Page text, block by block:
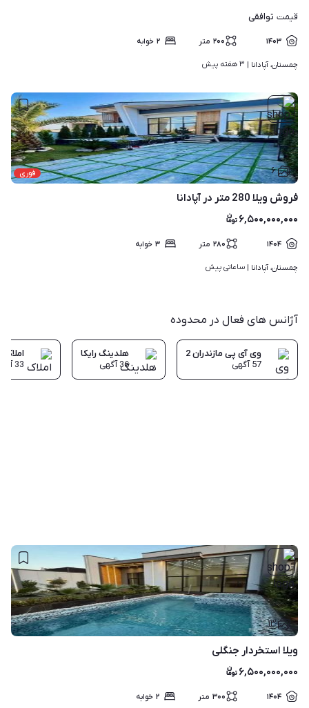
قیمت توافقی
۱۴۰۳ ۲۰۰ متر ۲ خوابه
چمستان، آپادانا | ۳ هفته پیش
فوری ۶
فروش ویلا 280 متر در آپادانا
۶,۵۰۰,۰۰۰,۰۰۰
۱۴۰۴ ۲۸۰ متر ۳ خوابه
چمستان، آپادانا | ساعاتی پیش
آژانس های فعال در محدوده
وی آی پی مازندران 2
57 آگهی
هلدینگ رایکا
36 آگهی
املاک
33
۱۳
ویلا استخردار جنگلی
۶,۵۰۰,۰۰۰,۰۰۰
۱۴۰۴ ۳۰۰ متر ۲ خوابه